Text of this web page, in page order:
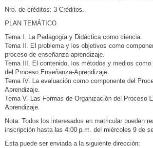
Nro. de créditos: 3 Créditos.
PLAN TEMÁTICO.
Tema I. La Pedagogía y Didáctica como ciencia.
Tema II. El problema y los objetivos como
proceso de enseñanza-aprendizaje.
Tema III. El contenido, los métodos y medios como
del Proceso Enseñanza-Aprendizaje.
Tema IV. La evaluación como componente del
Aprendizaje.
Tema V. Las Formas de Organización del Proceso
Aprendizaje.
Nota: Todos los interesados en matricular pueden
inscripción hasta las 4:00 p.m. del miércoles 9 de
Esta puede ser enviada a la siguiente dirección: